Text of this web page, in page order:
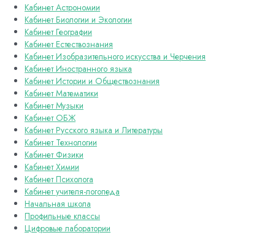
Кабинет Астрономии
Кабинет Биологии и Экологии
Кабинет Географии
Кабинет Естествознания
Кабинет Изобразительного искусства и Черчения
Кабинет Иностранного языка
Кабинет Истории и Обществознания
Кабинет Математики
Кабинет Музыки
Кабинет ОБЖ
Кабинет Русского языка и Литературы
Кабинет Технологии
Кабинет Физики
Кабинет Химии
Кабинет Психолога
Кабинет учителя-логопеда
Начальная школа
Профильные классы
Цифровые лаборатории